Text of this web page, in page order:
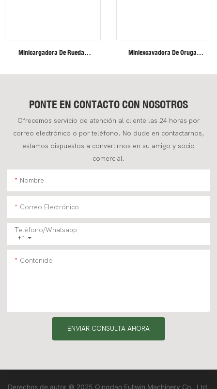
Minicargadora De Ruedas
Estado Nuevo.
Miniexcavadora De Orugas
Eficiente Y De Alta Resistencia,
PONTE EN CONTACTO CON NOSOTROS
Ofrecemos servicio de atención al cliente las 24 horas por
correo electrónico o por teléfono. No dude en contactarnos,
estamos dispuestos a convertirnos en su amigo y socio
comercial.
Nombre
Correo Electrónico
+1
Teléfono/whatsapp
Contenido
ENVIAR CONSULTA AHORA
Derechos de autor © 2025 Qingdao Fullwin Machinery Co., Ltd.